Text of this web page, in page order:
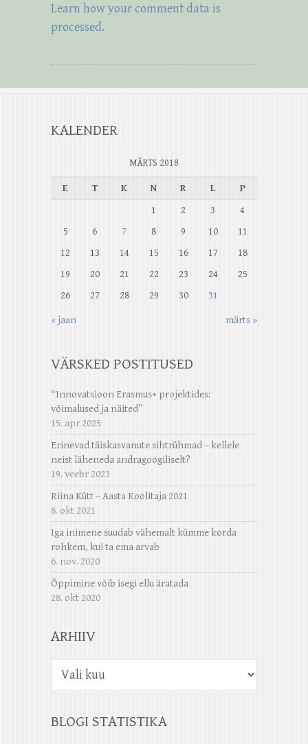
Learn how your comment data is
processed.
KALENDER
MÄRTS 2018
E T K N R L
P
1
2 3
4
5
6 7 8 9 10
11
12
13 14 15 16 17
18
19
20 21 22 23 24
25
26
27 28 29 30 31
« jaan märts »
VÄRSKED POSTITUSED
“Innovatsioon Erasmus+ projektides:
võimalused ja näited”
15. apr 2025
Erinevad täiskasvanute sihtrühmad – kellele
neist läheneda andragoogiliselt?
19. veebr 2023
Riina Kütt – Aasta Koolitaja 2021
8. okt 2021
Iga inimene suudab vähemalt kümme korda
rohkem, kui ta ema arvab
6. nov. 2020
Õppimine võib isegi ellu äratada
28. okt 2020
ARHIIV
BLOGI STATISTIKA